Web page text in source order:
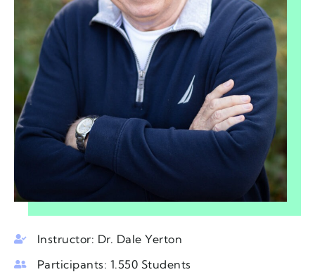
Instructor: Dr. Dale Yerton
Participants: 1.550 Students